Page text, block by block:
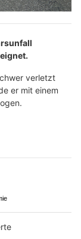
verletzt
er mit einem